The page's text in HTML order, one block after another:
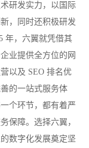
研发实力，以国际
，同时还积极研发
年，六翼就凭借其
业提供全方位的网
以及 SEO 排名优
的一站式服务体
个环节，都有着严
保障。选择六翼，
数字化发展奠定坚